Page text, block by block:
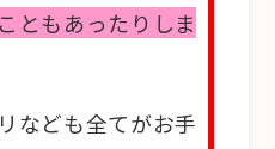
ともあったりしま
なども全てがお手